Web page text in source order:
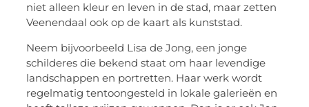
niet alleen kleur en leven in de stad, maar zetten
Veenendaal ook op de kaart als kunststad.
Neem bijvoorbeeld Lisa de Jong, een jonge
schilderes die bekend staat om haar levendige
landschappen en portretten. Haar werk wordt
regelmatig tentoongesteld in lokale galerieën en